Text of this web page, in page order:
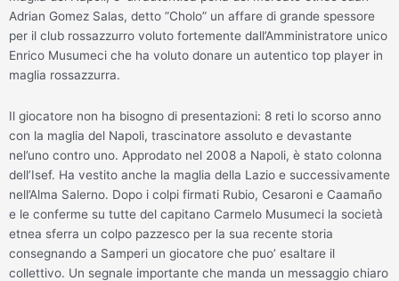
Adrian Gomez Salas, detto ”Cholo” un affare di grande spessore
per il club rossazzurro voluto fortemente dall’Amministratore unico
Enrico Musumeci che ha voluto donare un autentico top player in
maglia rossazzurra.
Il giocatore non ha bisogno di presentazioni: 8 reti lo scorso anno
con la maglia del Napoli, trascinatore assoluto e devastante
nel’uno contro uno. Approdato nel 2008 a Napoli, è stato colonna
dell’Isef. Ha vestito anche la maglia della Lazio e successivamente
nell’Alma Salerno. Dopo i colpi firmati Rubio, Cesaroni e Caamaño
e le conferme su tutte del capitano Carmelo Musumeci la società
etnea sferra un colpo pazzesco per la sua recente storia
consegnando a Samperi un giocatore che puo’ esaltare il
collettivo. Un segnale importante che manda un messaggio chiaro